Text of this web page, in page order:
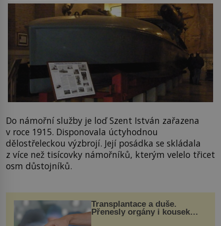
Do námořní služby je loď Szent István zařazena
v roce 1915. Disponovala úctyhodnou
dělostřeleckou výzbrojí. Její posádka se skládala
z více než tisícovky námořníků, kterým velelo třicet
osm důstojníků.
Transplantace a duše.
Přenesly orgány i kousek